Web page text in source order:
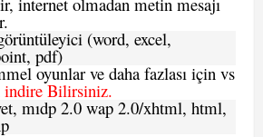
(word, excel,
pdf)
oyunlar ve daha fazlası için vs
indire Bilirsiniz.
mıdp 2.0 wap 2.0/xhtml, html,